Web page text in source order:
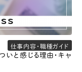
仕事内容・職種ガイド
と感じる理由・キャ